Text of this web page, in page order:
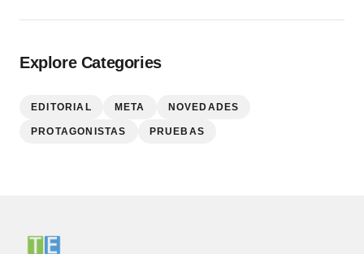
Explore Categories
EDITORIAL META NOVEDADES
PROTAGONISTAS PRUEBAS